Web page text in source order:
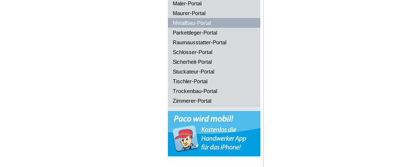
Maler-Portal
Maurer-Portal
Metallbau-Portal
Parkettleger-Portal
Raumausstatter-Portal
Schlosser-Portal
Sicherheit-Portal
Stuckateur-Portal
Tischler-Portal
Trockenbau-Portal
Zimmerer-Portal